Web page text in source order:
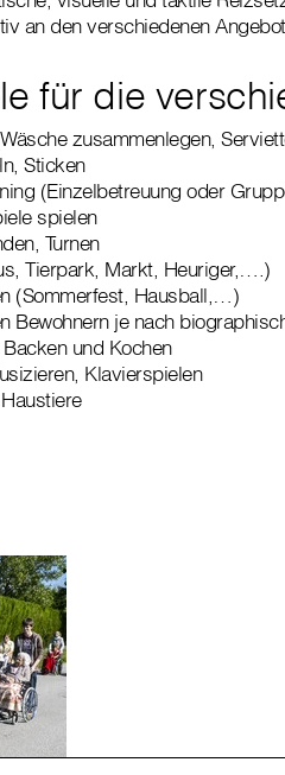
an den verschiedenen
für die
zusammenlegen,
Sticken
(Einzelbetreuung oder
spielen
Turnen
Tierpark, Markt, Heuriger,….)
(Sommerfest, Hausball,…)
Bewohnern je nach
und Kochen
Klavierspielen